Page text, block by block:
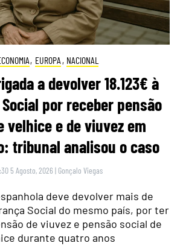
, EUROPA , NACIONAL
a devolver 18.123€ à
por receber pensão
velhice e de viuvez em
tribunal analisou o caso
5 Agosto, 2026 | Gonçalo Viegas
deve devolver mais de
Social do mesmo país, por ter
de viuvez e pensão social de
durante quatro anos